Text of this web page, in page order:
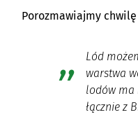
Porozmawiajmy
Lód
warstwa
lodów ma
łącznie z